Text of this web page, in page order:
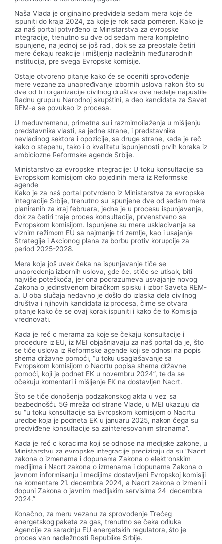
Naša Vlada je originalno predvidela sedam mera koje će
ispuniti do kraja 2024, za koje je rok sada pomeren. Kako je
za naš portal potvrđeno iz Ministarstva za evropske
integracije, trenutno su dve od sedam mera kompletno
ispunjene, na jednoj se još radi, dok se za preostale četiri
mere čekaju reakcije i mišljenja nadležnih međunarodnih
institucija, pre svega Evropske komisije.
Ostaje otvoreno pitanje kako će se oceniti sprovođenje
mere vezane za unapređivanje izbornih uslova nakon što su
dve od tri organizacije civilnog društva ove nedelje napustile
Radnu grupu u Narodnoj skupštini, a deo kandidata za Savet
REM-a se povukao iz procesa.
U međuvremenu, primetna su i razmimoilaženja u mišljenju
predstavnika vlasti, sa jedne strane, i predstavnika
nevladinog sektora i opozicije, sa druge strane, kada je reč
kako o stepenu, tako i o kvalitetu ispunjenosti prvih koraka iz
ambiciozne Reformske agende Srbije.
Ministarstvo za evropske integracije: U toku konsultacije sa
Evropskom komisijom oko pojedinih mera iz Reformske
agende
Kako je za naš portal potvrđeno iz Ministarstva za evropske
integracije Srbije, trenutno su ispunjene dve od sedam mera
planiranih za kraj februara, jedna je u procesu ispunjavanja,
dok za četiri traje proces konsultacija, prvenstveno sa
Evropskom komisijom. Ispunjene su mere usklađivanja sa
viznim režimom EU sa najmanje tri zemlje, kao i usajanje
Strategije i Akcionog plana za borbu protiv korupcije za
period 2025-2028.
Mera koja još uvek čeka na ispunjavanje tiče se
unapređenja izbornih uslova, gde će, stiče se utisak, biti
najviše poteškoća, jer ona podrazumeva usvajanje novog
Zakona o jedinstvenom biračkom spisku i izbor Saveta REM-
a. U oba slučaja nedavno je došlo do izlaska dela civilnog
društva i njihovih kandidata iz procesa, čime se otvara
pitanje kako će se ovaj korak ispuniti i kako će to Komisija
vrednovati.
Kada je reč o merama za koje se čekaju konsultacije i
procedure iz EU, iz MEI objašnjavaju za naš portal da je, što
se tiče uslova iz Reformske agende koji se odnosi na popis
shema državne pomoći, “u toku usaglašavanje sa
Evropskom komisijom o Nacrtu popisa shema državne
pomoći, koji je podnet EK u novembru 2024”, te da se
očekuju komentari i mišljenje EK na dostavljen Nacrt.
Što se tiče donošenja podzakonskog akta u vezi sa
bezbednošću 5G mreža od strane Vlade, u MEI ukazuju da
su “u toku konsultacije sa Evropskom komisijom o Nacrtu
uredbe koja je podneta EK u januaru 2025, nakon čega su
predviđene konsultacije sa zainteresovanim stranama”.
Kada je reč o koracima koji se odnose na medijske zakone, u
Ministarstvu za evropske integracije preciziraju da su “Nacrt
zakona o izmenama i dopunama Zakona o elektronskim
medijima i Nacrt zakona o izmenama i dopunama Zakona o
javnom informisanju i medijima dostavljeni Evropskoj komisiji
na komentare 21. decembra 2024, a Nacrt zakona o izmeni i
dopuni Zakona o javnim medijskim servisima 24. decembra
2024.”
Konačno, za meru vezanu za sprovođenje Trećeg
energetskog paketa za gas, trenutno se čeka odluka
Agencije za saradnju EU energetskih regulatora, što je
proces van nadležnosti Republike Srbije.